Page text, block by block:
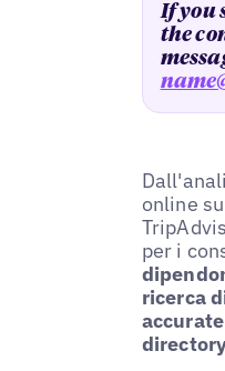
If you
the
online
per i
ricerca